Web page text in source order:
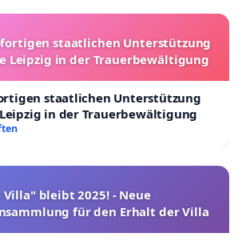
staatlichen Unterstützung
Leipzig in der Trauerbewältigung
staatlichen Unterstützung
in der Trauerbewältigung
Villa" bleibt 2025! - Neue
für den Erhalt der Villa